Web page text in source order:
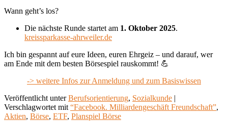
Wann geht’s los?
Die nächste Runde startet am 1. Oktober 2025.
kreissparkasse-ahrweiler.de
Ich bin gespannt auf eure Ideen, euren Ehrgeiz – und darauf, wer
am Ende mit dem besten Börsespiel rauskommt! 💪
-> weitere Infos zur Anmeldung und zum Basiswissen
Veröffentlicht unter Berufsorientierung, Sozialkunde |
Verschlagwortet mit “Facebook. Milliardengeschäft Freundschaft”,
Aktien, Börse, ETF, Planspiel Börse